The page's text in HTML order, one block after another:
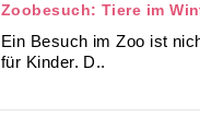
Zoobesuch: Tiere im
Ein Besuch im Zoo ist
für Kinder. D..